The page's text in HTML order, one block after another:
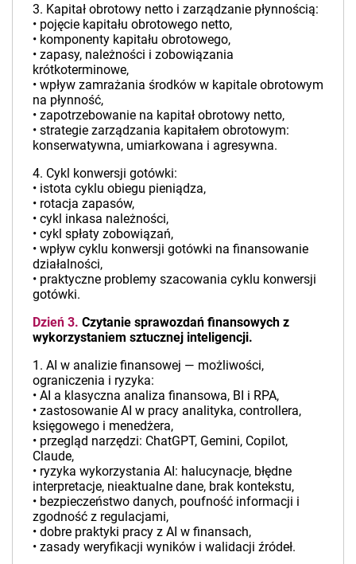
3. Kapitał obrotowy netto i zarządzanie płynnością:
• pojęcie kapitału obrotowego netto,
• komponenty kapitału obrotowego,
• zapasy, należności i zobowiązania
krótkoterminowe,
• wpływ zamrażania środków w kapitale obrotowym
na płynność,
• zapotrzebowanie na kapitał obrotowy netto,
• strategie zarządzania kapitałem obrotowym:
konserwatywna, umiarkowana i agresywna.
4. Cykl konwersji gotówki:
• istota cyklu obiegu pieniądza,
• rotacja zapasów,
• cykl inkasa należności,
• cykl spłaty zobowiązań,
• wpływ cyklu konwersji gotówki na finansowanie
działalności,
• praktyczne problemy szacowania cyklu konwersji
gotówki.
Dzień 3. Czytanie sprawozdań finansowych z
wykorzystaniem sztucznej inteligencji.
1. AI w analizie finansowej — możliwości,
ograniczenia i ryzyka:
• AI a klasyczna analiza finansowa, BI i RPA,
• zastosowanie AI w pracy analityka, controllera,
księgowego i menedżera,
• przegląd narzędzi: ChatGPT, Gemini, Copilot,
Claude,
• ryzyka wykorzystania AI: halucynacje, błędne
interpretacje, nieaktualne dane, brak kontekstu,
• bezpieczeństwo danych, poufność informacji i
zgodność z regulacjami,
• dobre praktyki pracy z AI w finansach,
• zasady weryfikacji wyników i walidacji źródeł.